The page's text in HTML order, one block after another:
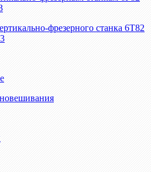
фрезерного станка 6Т82